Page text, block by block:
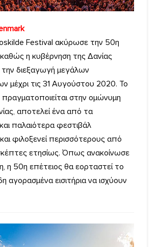
Festival ακύρωσε την 50η
η κυβέρνηση της Δανίας
διεξαγωγή μεγάλων
μέχρι τις 31 Αυγούστου 2020. Το
στην ομώνυμη
αποτελεί ένα από τα
παλαιότερα φεστιβάλ
φιλοξενεί περισσότερους από
ετησίως. Όπως ανακοίνωσε
η 50η επέτειος θα εορταστεί το
αγορασμένα εισιτήρια να ισχύουν